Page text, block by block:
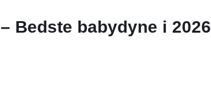
Bedste babydyne i 2026